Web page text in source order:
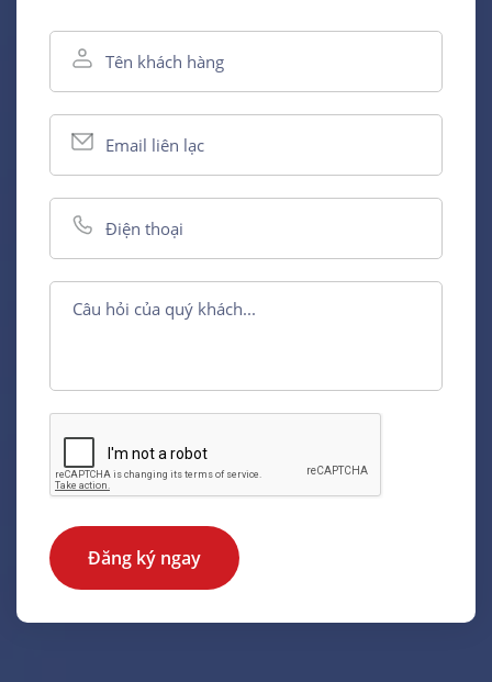
Đăng ký ngay